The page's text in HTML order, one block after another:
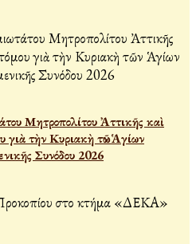
Μητροπολίτου Ἀττικῆς καὶ
γιὰ τὴν Κυριακὴ τῶν Ἁγίων
Συνόδου 2026